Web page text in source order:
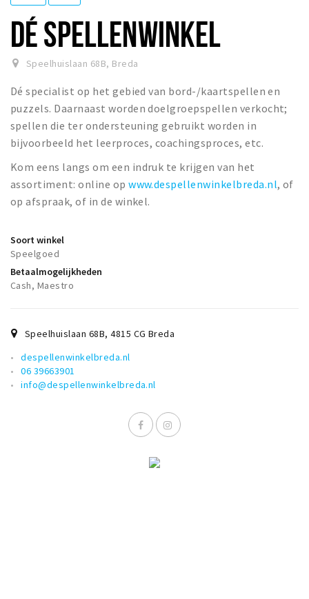
Parkeren
Bezienswaardigheden
Musea, theaters & podia
Uitjes & activiteiten
Toeristische routes
Natuurgebieden
Baroniepoorten
Sport
Inloggen
DÉ SPELLENWINKEL
Speelhuislaan 68B, Breda
Dé specialist op het gebied van bord-/kaartspellen en
puzzels. Daarnaast worden doelgroepspellen verkocht;
spellen die ter ondersteuning gebruikt worden in
bijvoorbeeld het leerproces, coachingsproces, etc.
Kom eens langs om een indruk te krijgen van het
assortiment: online opwww.despellenwinkelbreda.nl, of
op afspraak, of in de winkel.
Soort winkel
Speelgoed
Betaalmogelijkheden
Cash, Maestro
Speelhuislaan 68B,4815 CG Breda
despellenwinkelbreda.nl
06 39663901
info@despellenwinkelbreda.nl